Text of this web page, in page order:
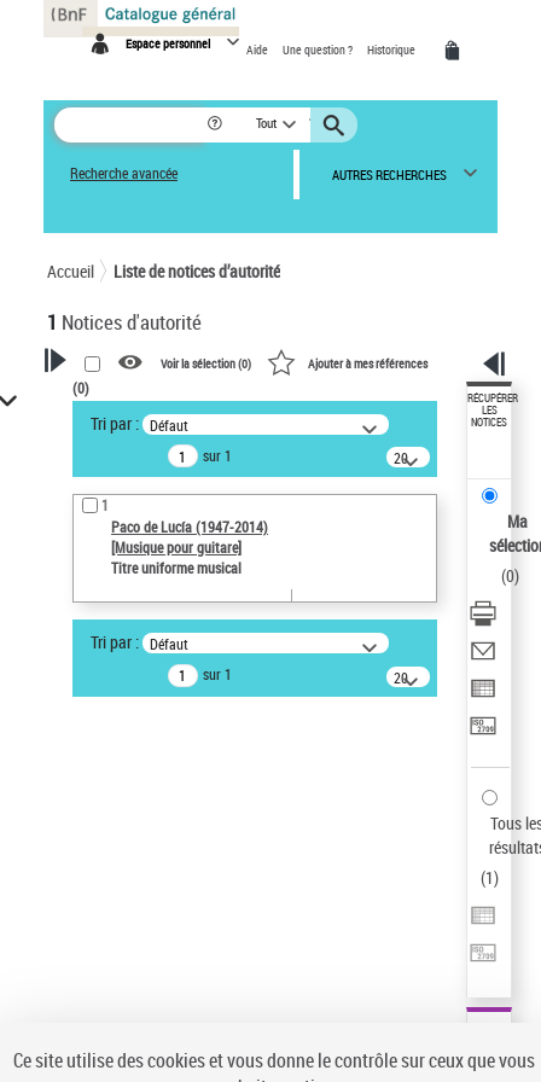
Espace personnel Aide Une question ? Historique
Tout
Recherche avancée AUTRES RECHERCHES
Accueil Liste de notices d’autorité
1 Notices d'autorité
VOTRE RECHERCHE
Recherche avancée dans les
notices d’autorité
Œuvres liées à l'auteur :
Paco de Lucía (1947-2014)
Type de notice d'autorité
Type de notice d'autorité
Voir la sélection (0) Ajouter à mes références
(0)
Tri par : Défaut
sur 1
20
résultats/page
1
Paco de Lucía (1947-2014)
[Musique pour guitare]
Titre uniforme musical
Tri par : Défaut
sur 1
20
résultats/page
RÉCUPÉRER
LES
NOTICES
Ma
(0)
Tous
(1)
Panneau de gestion des cookies
Ce site utilise des cookies et vous donne le contrôle sur ceux que vous